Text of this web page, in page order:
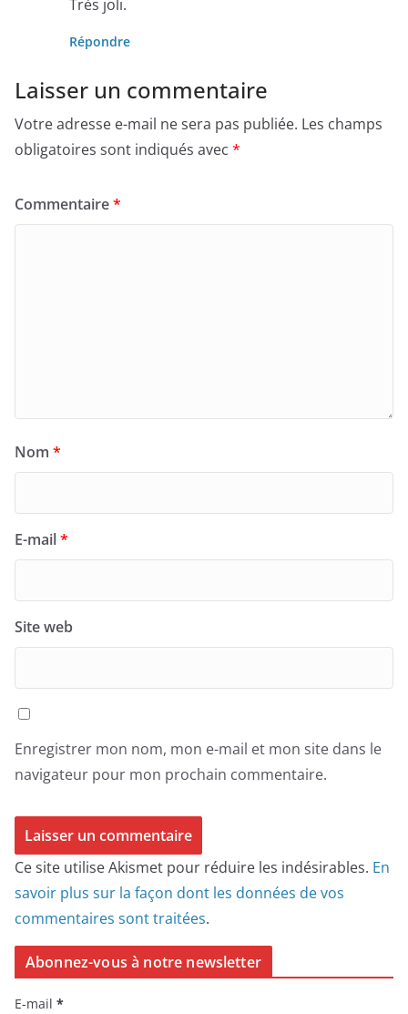
Très joli.
Répondre
Laisser un commentaire
Votre adresse e-mail ne sera pas publiée. Les champs
obligatoires sont indiqués avec *
Commentaire*
Nom *
E-mail*
Site web
Enregistrer mon nom, mon e-mail et mon site dans le
navigateur pour mon prochain commentaire.
Ce site utilise Akismet pour réduire les indésirables. En
savoir plus sur la façon dont les données de vos
commentaires sont traitées.
Abonnez-vous à notre newsletter
E-mail *